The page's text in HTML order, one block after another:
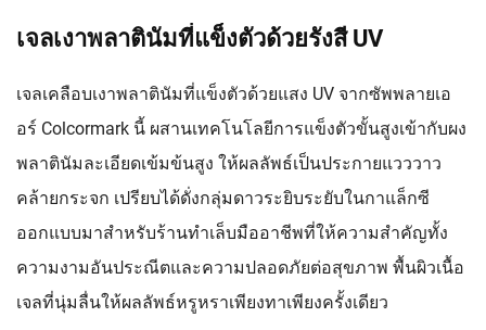
เจลเงาพลาตินัมที่แข็งตัวด้วยรังสี UV
เจลเคลือบเงาพลาตินัมที่แข็งตัวด้วยแสง UV จากซัพพลายเอ
อร์ Colcormark นี้ ผสานเทคโนโลยีการแข็งตัวขั้นสูงเข้ากับผง
พลาตินัมละเอียดเข้มข้นสูง ให้ผลลัพธ์เป็นประกายแวววาว
คล้ายกระจก เปรียบได้ดั่งกลุ่มดาวระยิบระยับในกาแล็กซี
ออกแบบมาสำหรับร้านทำเล็บมืออาชีพที่ให้ความสำคัญทั้ง
ความงามอันประณีตและความปลอดภัยต่อสุขภาพ พื้นผิวเนื้อ
เจลที่นุ่มลื่นให้ผลลัพธ์หรูหราเพียงทาเพียงครั้งเดียว